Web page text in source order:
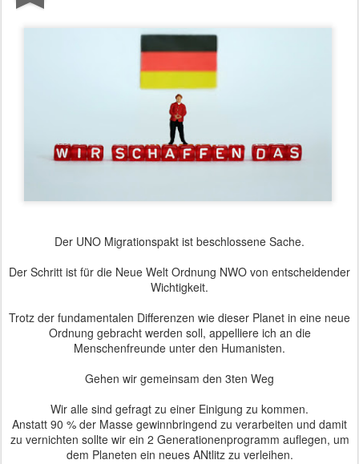
Der UNO Migrationspakt ist beschlossene Sache.
Der Schritt ist für die Neue Welt Ordnung NWO von entscheidender
Wichtigkeit.
Trotz der fundamentalen Differenzen wie dieser Planet in eine neue
Ordnung gebracht werden soll, appelliere ich an die
Menschenfreunde unter den Humanisten.
Gehen wir gemeinsam den 3ten Weg
Wir alle sind gefragt zu einer Einigung zu kommen.
Anstatt 90 % der Masse gewinnbringend zu verarbeiten und damit
zu vernichten sollte wir ein 2 Generationenprogramm auflegen, um
dem Planeten ein neues ANtlitz zu verleihen.